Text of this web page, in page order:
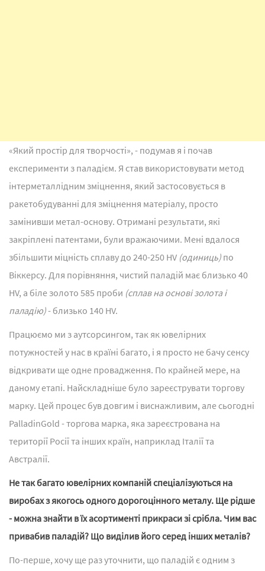
«Який простір для творчості», - подумав я і почав
експерименти з паладієм. Я став використовувати метод
інтерметаллідним зміцнення, який застосовується в
ракетобудуванні для зміцнення матеріалу, просто
замінивши метал-основу. Отримані результати, які
закріплені патентами, були вражаючими. Мені вдалося
збільшити міцність сплаву до 240-250 HV (одиниць) по
Віккерсу. Для порівняння, чистий паладій має близько 40
HV, а біле золото 585 проби (сплав на основі золота і
паладію)- близько 140 HV.
Працюємо ми з аутсорсингом, так як ювелірних
потужностей у нас в країні багато, і я просто не бачу сенсу
відкривати ще одне провадження. По крайней мере, на
даному етапі. Найскладніше було зареєструвати торгову
марку. Цей процес був довгим і виснажливим, але сьогодні
PalladinGold - торгова марка, яка зареєстрована на
території Росії та інших країн, наприклад Італії та
Австралії.
Не так багато ювелірних компаній спеціалізуються на
виробах з якогось одного дорогоцінного металу. Ще рідше
- можна знайти в їх асортименті прикраси зі срібла. Чим вас
привабив паладій? Що виділив його серед інших металів?
По-перше, хочу ще раз уточнити, що паладій є одним з